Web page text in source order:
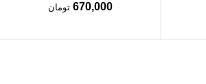
670,000 تومان